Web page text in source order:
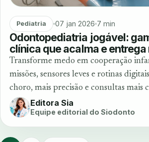
Pediatria 07 jan 2026 7 min
Odontopediatria jogável:
clínica que acalma e
Transforme medo em cooperação
missões, sensores leves e rotinas
choro, mais precisão e consultas mais
Editora Sia
Equipe editorial do Siodonto